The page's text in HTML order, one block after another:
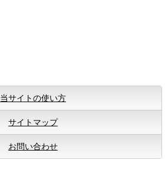
当サイトの使い方
サイトマップ
お問い合わせ